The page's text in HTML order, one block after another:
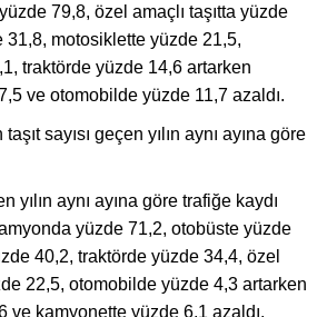
79,8, özel amaçlı taşıtta yüzde
31,8, motosiklette yüzde 21,5,
traktörde yüzde 14,6 artarken
ve otomobilde yüzde 11,7 azaldı.
sayısı geçen yılın aynı ayına göre
yılın aynı ayına göre trafiğe kaydı
yüzde 71,2, otobüste yüzde
40,2, traktörde yüzde 34,4, özel
22,5, otomobilde yüzde 4,3 artarken
ve kamyonette yüzde 6,1 azaldı.